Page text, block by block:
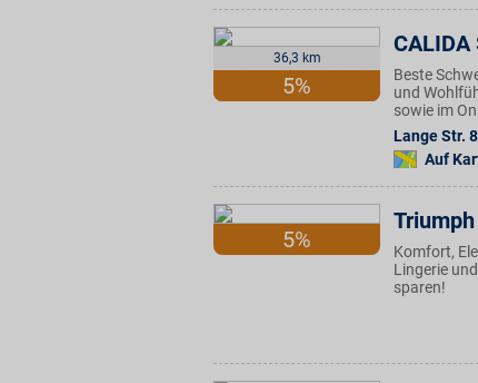
36,3 km
5%
CALIDA
Beste
und
sowie im
Lange Str. 8
Auf
5%
Triumph
Komfort,
Lingerie
sparen!